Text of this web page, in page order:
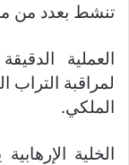
تنشط بعدد من
العملية
لمراقبة التراب
الملكي.
الخلية